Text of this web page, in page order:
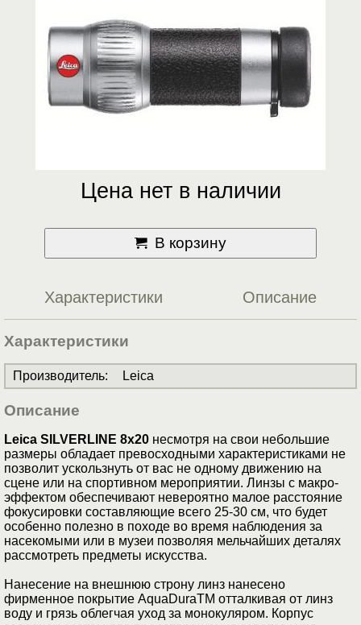
Цена нет в наличии
В корзину
Характеристики Описание
Характеристики
Производитель: Leica
Описание
Leica SILVERLINE 8x20 несмотря на свои небольшие
размеры обладает превосходными характеристиками не
позволит ускользнуть от вас не одному движению на
сцене или на спортивном мероприятии. Линзы с макро-
эффектом обеспечивают невероятно малое расстояние
фокусировки составляющие всего 25-30 см, что будет
особенно полезно в походе во время наблюдения за
насекомыми или в музеи позволяя мельчайших деталях
рассмотреть предметы искусства.
Нанесение на внешнюю строну линз нанесено
фирменное покрытие AquaDuraTM отталкивая от линз
воду и грязь облегчая уход за монокуляром. Корпус